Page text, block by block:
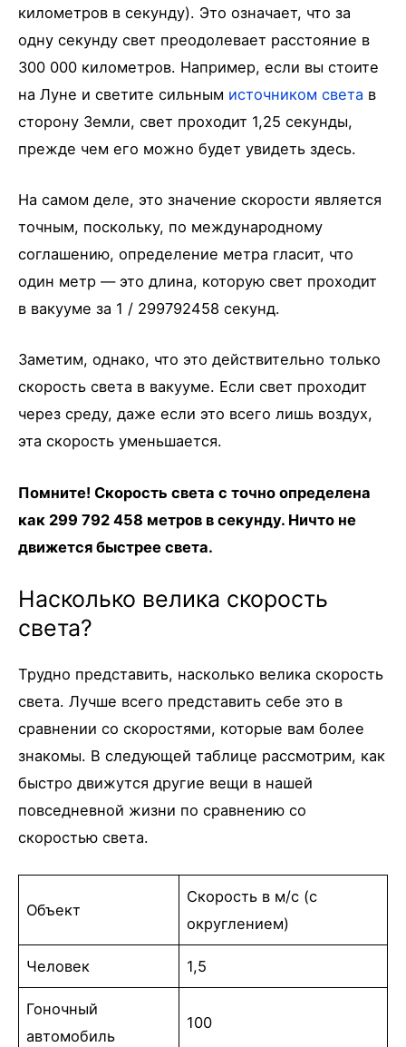
километров в секунду). Это означает, что за
одну секунду свет преодолевает расстояние в
300 000 километров. Например, если вы стоите
на Луне и светите сильным источником света в
сторону Земли, свет проходит 1,25 секунды,
прежде чем его можно будет увидеть здесь.
На самом деле, это значение скорости является
точным, поскольку, по международному
соглашению, определение метра гласит, что
один метр — это длина, которую свет проходит
в вакууме за 1 / 299792458 секунд.
Заметим, однако, что это действительно только
скорость света в вакууме. Если свет проходит
через среду, даже если это всего лишь воздух,
эта скорость уменьшается.
Помните! Скорость света c точно определена
как 299 792 458 метров в секунду. Ничто не
движется быстрее света.
Насколько велика скорость
света?
Трудно представить, насколько велика скорость
света. Лучше всего представить себе это в
сравнении со скоростями, которые вам более
знакомы. В следующей таблице рассмотрим, как
быстро движутся другие вещи в нашей
повседневной жизни по сравнению со
скоростью света.
Объект
Скорость в м/с (с
округлением)
Человек 1,5
Гоночный
автомобиль
100